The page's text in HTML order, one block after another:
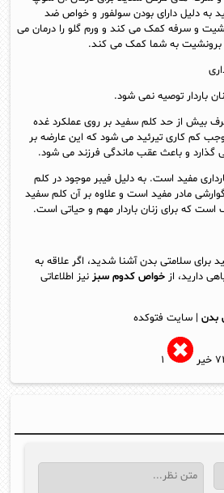
به دلیل دارای بودن سولفور و خواص ضد
و سرفه کمک می کند و ورم گلو را درمان می
برونشیت به شما کمک می کند.
باردار توصیه نمی شود.
بیش از حد کلم سفید بر روی عملکرد غده
کم کاری تیرئید می شود که این عارضه بر
گذارد و باعث عقب ماندگی فرزند می شود.
مفید است. به دلیل فیبر موجود در کلم
مادر مفید است و علاوه بر آن کلم سفید
است که برای زنان باردار مهم و حیاتی است.
سلامتی بدن آشنا شدید، اگر علاقه به
دارید، از خواص کدوم سبز نیز اطلاعاتی
بدن| سایت فتوکده
خیر ۱